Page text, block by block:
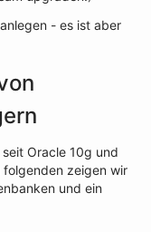
- es ist aber
Oracle 10g und
folgenden zeigen wir
und ein